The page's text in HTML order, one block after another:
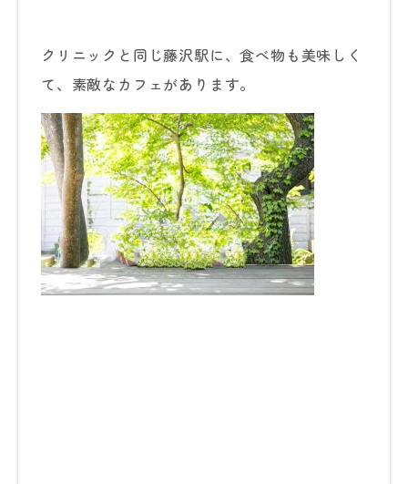
クリニックと同じ藤沢駅に、食べ物も美味しく
て、素敵なカフェがあります。